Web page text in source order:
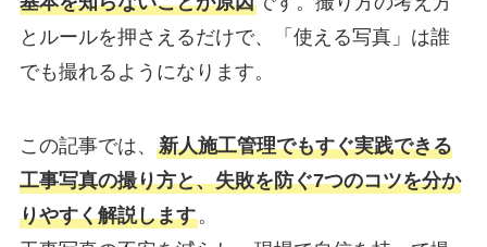
とルールを押さえるだけで、「使える写真」は誰
でも撮れるようになります。
この記事では、 新人施工管理でもすぐ実践できる
工事写真の撮り方と、失敗を防ぐ7つのコツを分か
りやすく解説します。